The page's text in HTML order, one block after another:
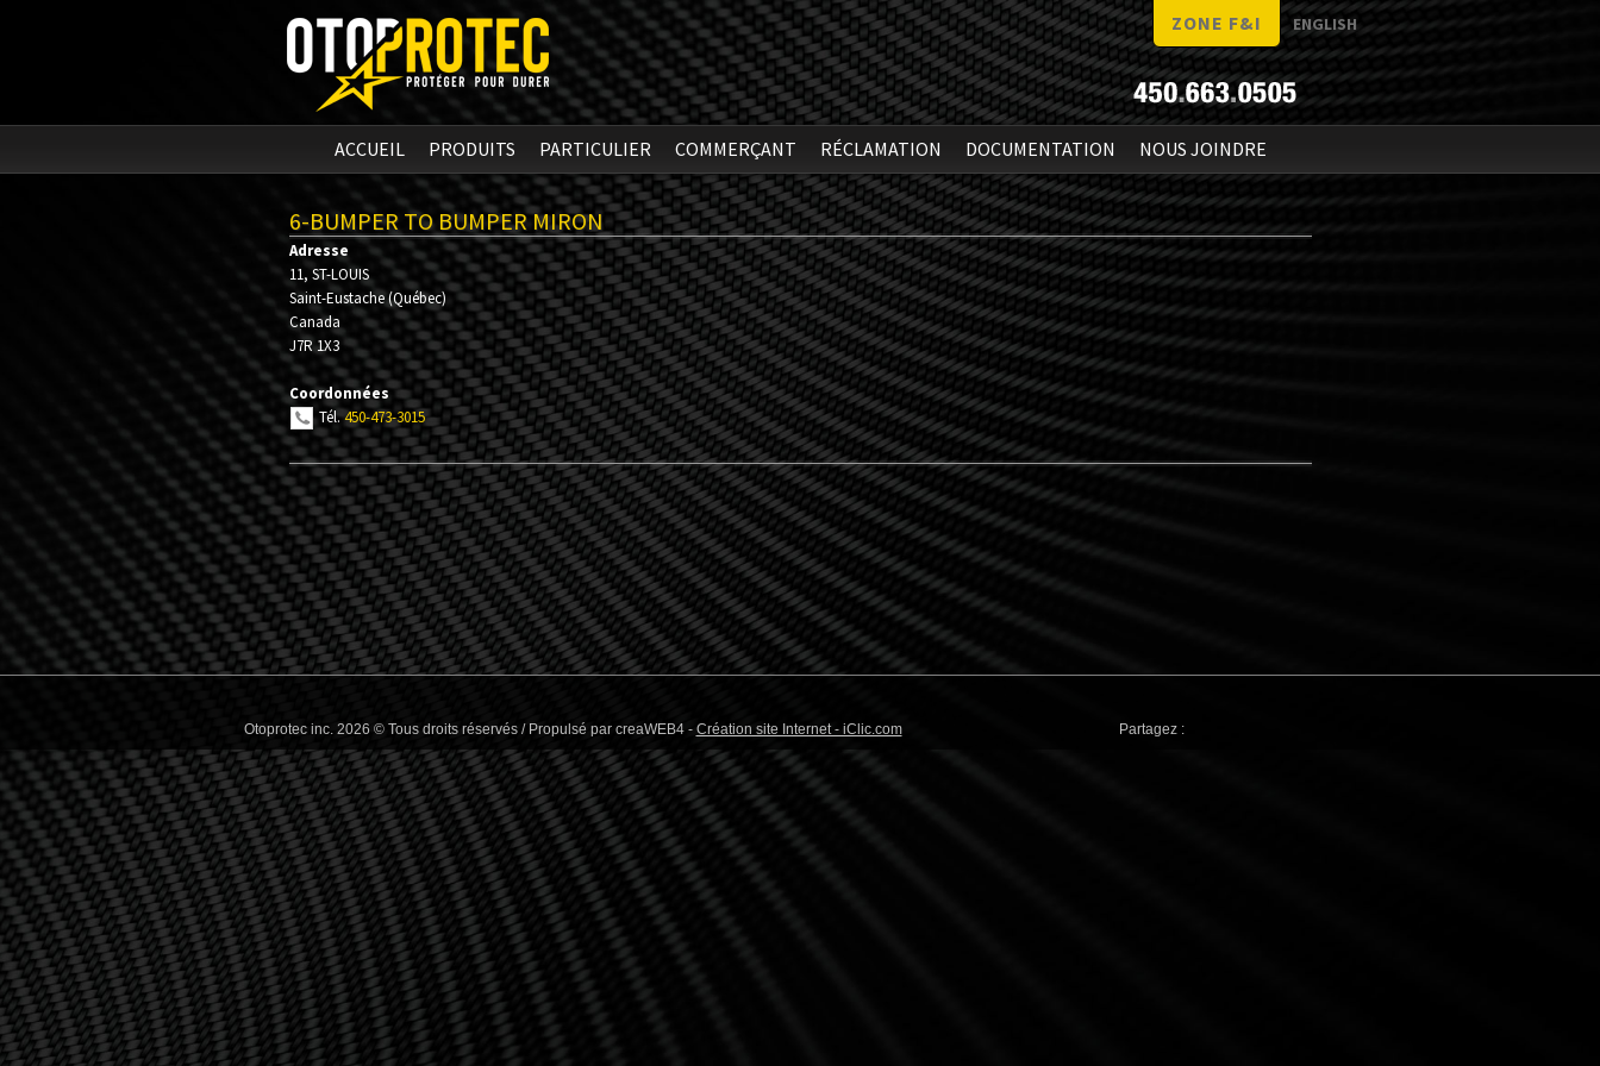
ACCUEIL PRODUITS PARTICULIER COMMERÇANT RÉCLAMATION DOCUMENTATION NOUS JOINDRE
ZONE F&I ENGLISH
6-BUMPER TO BUMPER MIRON
Adresse
11, ST-LOUIS
Saint-Eustache(Québec)
Canada
J7R 1X3
Coordonnées
Tél.450-473-3015
Otoprotec inc. 2026 © Tous droits réservés / Propulsé par creaWEB4 - Création site Internet - iClic.com Partagez :